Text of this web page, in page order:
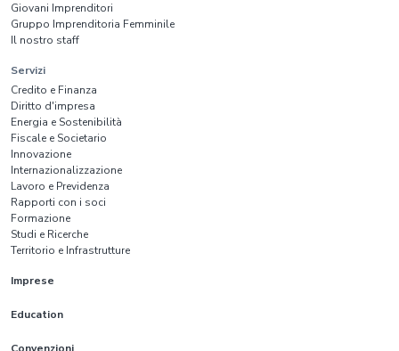
Giovani Imprenditori
Gruppo Imprenditoria Femminile
Il nostro staff
Servizi
Credito e Finanza
Diritto d'impresa
Energia e Sostenibilità
Fiscale e Societario
Innovazione
Internazionalizzazione
Lavoro e Previdenza
Rapporti con i soci
Formazione
Studi e Ricerche
Territorio e Infrastrutture
Imprese
Education